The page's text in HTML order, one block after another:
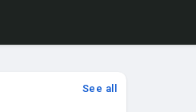
See all